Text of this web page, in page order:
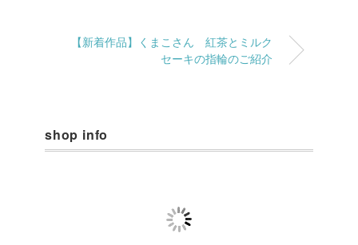
【新着作品】くまこさん 紅茶とミルク
セーキの指輪のご紹介
shop info